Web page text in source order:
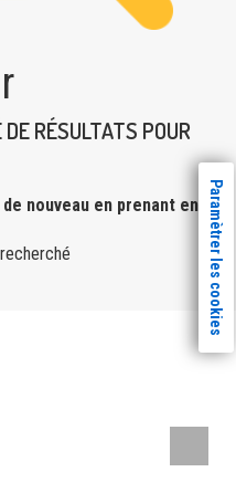
DE RÉSULTATS POUR
nouveau en prenant en Paramètrer les cookies